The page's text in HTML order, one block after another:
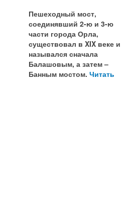
Пешеходный мост,
соединявший 2-ю и 3-ю
части города Орла,
существовал в XIX веке и
назывался сначала
Балашовым, а затем –
Банным мостом. Читать